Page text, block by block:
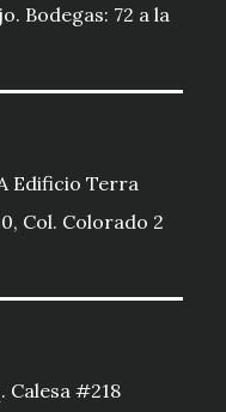
Bodegas: 72 a la
Edificio Terra
Col. Colorado 2
Calesa #218